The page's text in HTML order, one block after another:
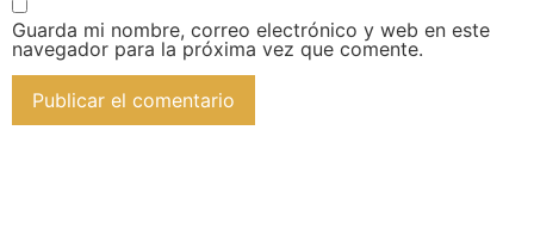
Guarda mi nombre, correo electrónico y web en este
navegador para la próxima vez que comente.